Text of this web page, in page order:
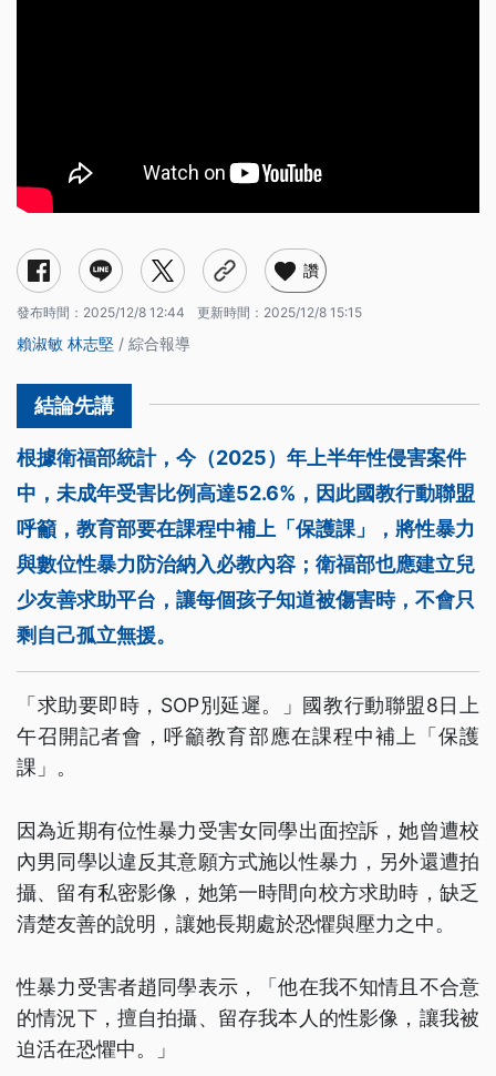
讚
發布時間： 2025/12/8 12:44 更新時間： 2025/12/8 15:15
賴淑敏 林志堅 / 綜合報導
根據衛福部統計，今（2025）年上半年性侵害案件
中，未成年受害比例高達52.6%，因此國教行動聯盟
呼籲，教育部要在課程中補上「保護課」，將性暴力
與數位性暴力防治納入必教內容；衛福部也應建立兒
少友善求助平台，讓每個孩子知道被傷害時，不會只
剩自己孤立無援。
「求助要即時，SOP別延遲。」國教行動聯盟8日上
午召開記者會，呼籲教育部應在課程中補上「保護
課」。
因為近期有位性暴力受害女同學出面控訴，她曾遭校
內男同學以違反其意願方式施以性暴力，另外還遭拍
攝、留有私密影像，她第一時間向校方求助時，缺乏
清楚友善的說明，讓她長期處於恐懼與壓力之中。
性暴力受害者趙同學表示，「他在我不知情且不合意
的情況下，擅自拍攝、留存我本人的性影像，讓我被
迫活在恐懼中。」